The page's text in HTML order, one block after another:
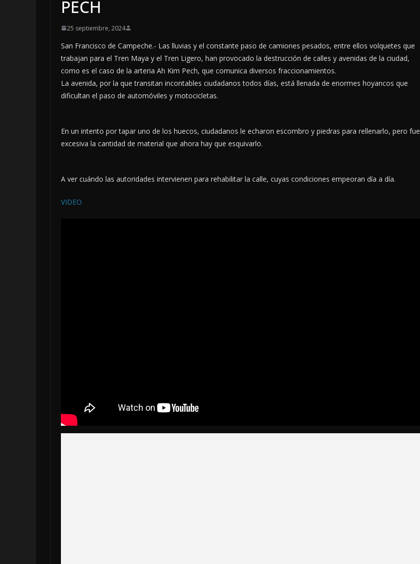
PECH
25 septiembre, 2024
San Francisco de Campeche.- Las lluvias y el constante paso de camiones pesados, entre ellos volquetes que
trabajan para el Tren Maya y el Tren Ligero, han provocado la destrucción de calles y avenidas de la ciudad,
como es el caso de la arteria Ah Kim Pech, que comunica diversos fraccionamientos.
La avenida, por la que transitan incontables ciudadanos todos días, está llenada de enormes hoyancos que
dificultan el paso de automóviles y motocicletas.
En un intento por tapar uno de los huecos, ciudadanos le echaron escombro y piedras para rellenarlo, pero fue
excesiva la cantidad de material que ahora hay que esquivarlo.
A ver cuándo las autoridades intervienen para rehabilitar la calle, cuyas condiciones empeoran día a día.
VIDEO